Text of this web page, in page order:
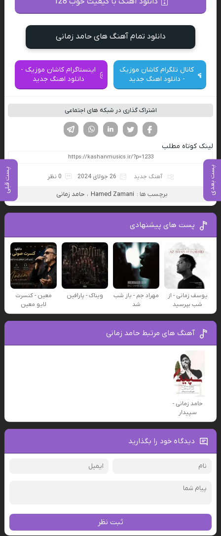
پست بعدی پست قبلی
دانلود تمام آهنگ های حامد زمانی
کانال تلگرام کاشان موزیک
- دانلود اهنگ جدید
اینستاگرام کاشان موزیک -
دانلود اهنگ جدید
اشتراک گذاری در شبکه های اجتماعی
لینکدین تویتر
فیسوک
لینک کوتاه مطلب
آهنگ جدید 26 جولای 2024 0 نظر
برچسب ها : Hamed Zamani ، حامد زمانی
پست های پیشنهادی
یوسف زمانی - از
شب بپرسید
مهراد جم - باز شب
شد
ویناک - پارافین
معین - کنسرت
لایو معین
آهنگ های مرتبط حامد زمانی
حامد زمانی -
سپیدار
دیدگاه خود را بگذارید
ثبت نظر